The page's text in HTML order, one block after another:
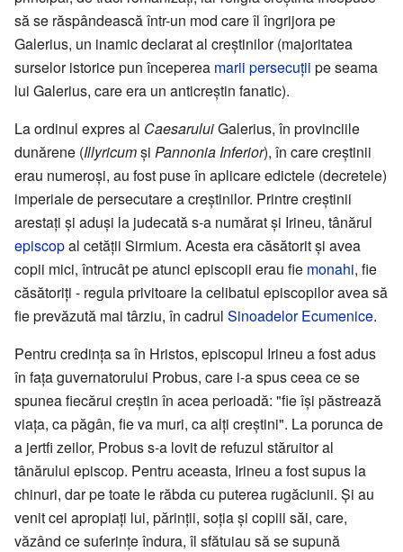
să se răspândească într-un mod care îl îngrijora pe
Galerius, un inamic declarat al creștinilor (majoritatea
surselor istorice pun începerea marii persecuții pe seama
lui Galerius, care era un anticreștin fanatic).
La ordinul expres al CaesaruluiGalerius, în provinciile
dunărene (Illyricumși Pannonia Inferior), în care creștinii
erau numeroși, au fost puse în aplicare edictele (decretele)
imperiale de persecutare a creștinilor. Printre creștinii
arestați și aduși la judecată s-a numărat și Irineu, tânărul
episcopal cetății Sirmium. Acesta era căsătorit și avea
copii mici, întrucât pe atunci episcopii erau fie monahi, fie
căsătoriți - regula privitoare la celibatul episcopilor avea să
fie prevăzută mai târziu, în cadrul Sinoadelor Ecumenice.
Pentru credința sa în Hristos, episcopul Irineu a fost adus
în fața guvernatorului Probus, care i-a spus ceea ce se
spunea fiecărui creștin în acea perioadă: "fie își păstrează
viața, ca păgân, fie va muri, ca alți creștini". La porunca de
a jertfi zeilor, Probus s-a lovit de refuzul stăruitor al
tânărului episcop. Pentru aceasta, Irineu a fost supus la
chinuri, dar pe toate le răbda cu puterea rugăciunii. Şi au
venit cei apropiați lui, părinții, soția și copiii săi, care,
văzând ce suferințe îndura, îl sfătuiau să se supună